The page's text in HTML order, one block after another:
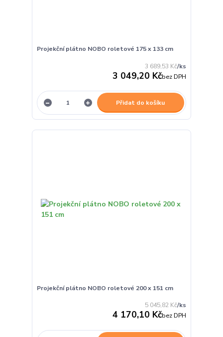
Projekční plátno NOBO roletové 175 x 133 cm
3 689,53 Kč/ks
3 049,20 Kčbez DPH
Přidat do košíku
Projekční plátno NOBO roletové 200 x 151 cm
5 045,82 Kč/ks
4 170,10 Kčbez DPH